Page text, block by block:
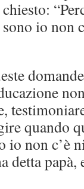
io non
quando
io non c’è
detta papà,